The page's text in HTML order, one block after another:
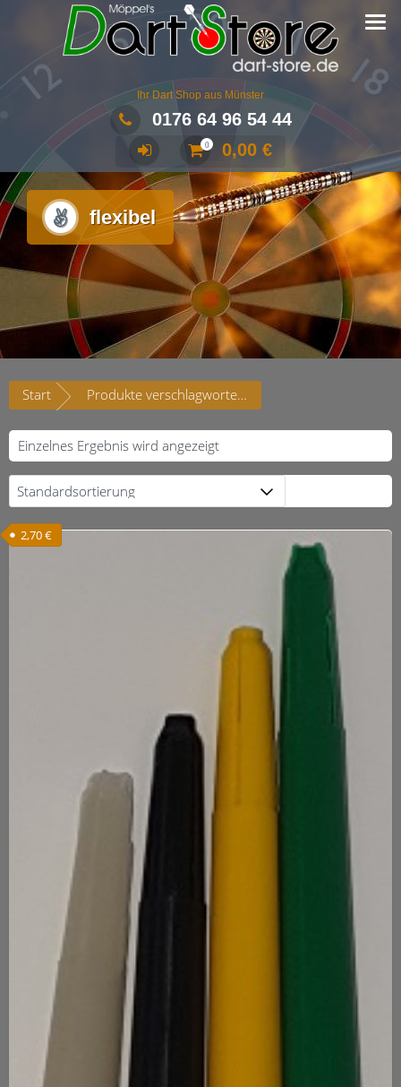
Ihr Dart Shop aus Münster
0176 64 96 54 44
0 0,00 €
flexibel
Start Produkte verschlagwortet mit „flexibel“
Einzelnes Ergebnis wird angezeigt
2,70€